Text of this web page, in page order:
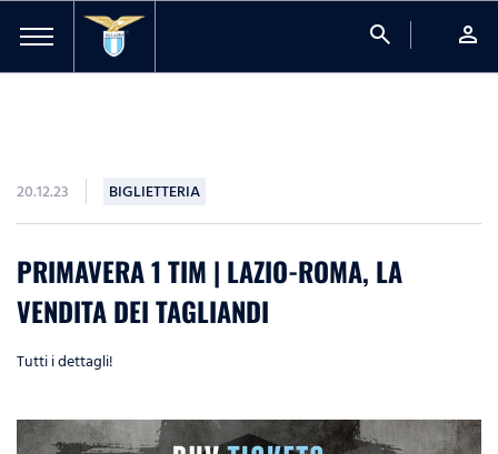
search person
20.12.23 BIGLIETTERIA
PRIMAVERA 1 TIM | LAZIO-ROMA, LA
VENDITA DEI TAGLIANDI
Tutti i dettagli!